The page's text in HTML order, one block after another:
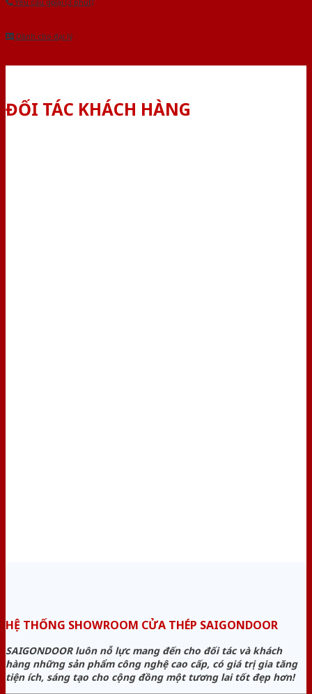
Dành cho đại lý
ĐỐI TÁC KHÁCH HÀNG
HỆ THỐNG SHOWROOM CỬA THÉP SAIGONDOOR
SAIGONDOOR luôn nỗ lực mang đến cho đối tác và khách
hàng những sản phẩm công nghệ cao cấp, có giá trị gia tăng
tiện ích, sáng tạo cho cộng đồng một tương lai tốt đẹp hơn!